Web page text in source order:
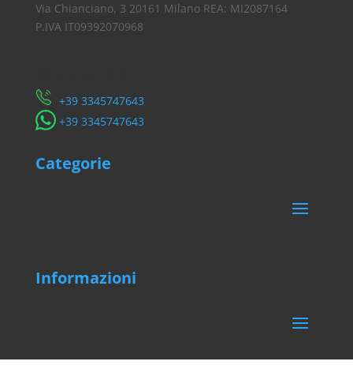
Via Chianciano, 3 20161 Milano REA: MI2087164
P.IVA IT09392070968
​+39 3345747643
​+39 3345747643
Categorie
Informazioni